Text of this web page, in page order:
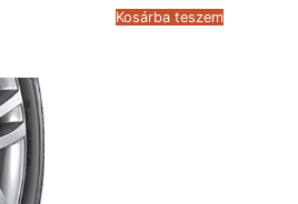
109.677 Ft.
Kosárba teszem